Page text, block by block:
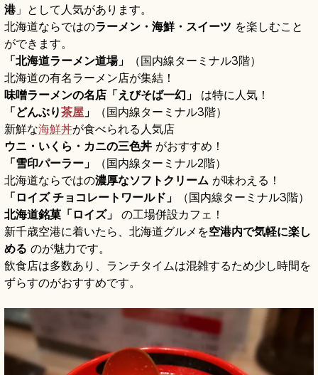
港」として人気があります。
北海道ならではのラーメン・海鮮・スイーツ を楽しむこと
ができます。
「北海道ラーメン道場」
（国内線ターミナル3階）
北海道の有名ラーメン店が集結！
味噌ラーメンの名店「えびそば一幻」
は特に人気！
「どんぶり茶屋 」
（国内線ターミナル3階）
新鮮な海鮮丼が食べられる人気店
ウニ・いくら・カニの三色丼 がおすすめ！
「雪印パーラー」
（国内線ターミナル2階）
北海道ならではの濃厚なソフトクリーム が味わえる！
「ロイズ チョコレートワールド」
（国内線ターミナル3階）
北海道銘菓「ロイズ」
の工場併設カフェ！
新千歳空港に着いたら、北海道グルメを空港内で気軽に楽し
める のが魅力です。
飲食店は多数あり、ランチタイムは混雑するため少し時間を
ずらすのがおすすめです。